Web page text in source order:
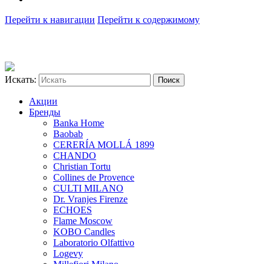
Перейти к навигации Перейти к содержимому
Искать:
Акции
Бренды
Banka Home
Baobab
CERERÍA MOLLÁ 1899
CHANDO
Christian Tortu
Collines de Provence
CULTI MILANO
Dr. Vranjes Firenze
ECHOES
Flame Moscow
KOBO Candles
Laboratorio Olfattivo
Logevy